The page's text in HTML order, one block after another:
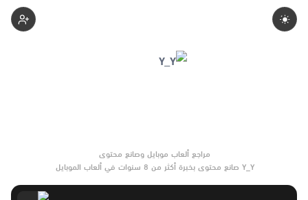
Y_Y صانع محتوى بخبرة أكثر من 8 سنوات في ألعاب الموبايل